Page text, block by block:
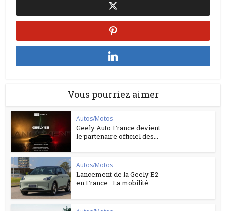
Vous pourriez aimer
Autos/Motos
Geely Auto France devient
le partenaire officiel des...
Autos/Motos
Lancement de la Geely E2
en France : La mobilité...